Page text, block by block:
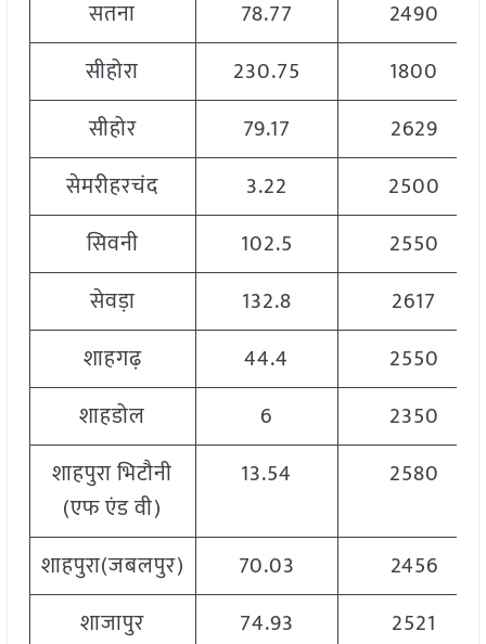
सतना
78.77
2490
सीहोरा
230.75
1800
सीहोर
79.17
2629
सेमरीहरचंद
3.22
2500
सिवनी
102.5
2550
सेवड़ा
132.8
2617
शाहगढ़
44.4
2550
शाहडोल
6
2350
शाहपुरा भिटौनी
(एफ एंड वी)
13.54 2580
शाहपुरा(जबलपुर) 70.03
2456
शाजापुर
74.93
2521